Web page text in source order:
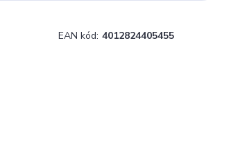
EAN kód: 4012824405455